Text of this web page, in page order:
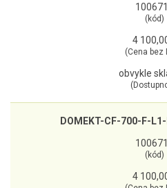
(kód)
4
(Cena bez
obvykle
DOMEKT-CF-700-F-
(kód)
4